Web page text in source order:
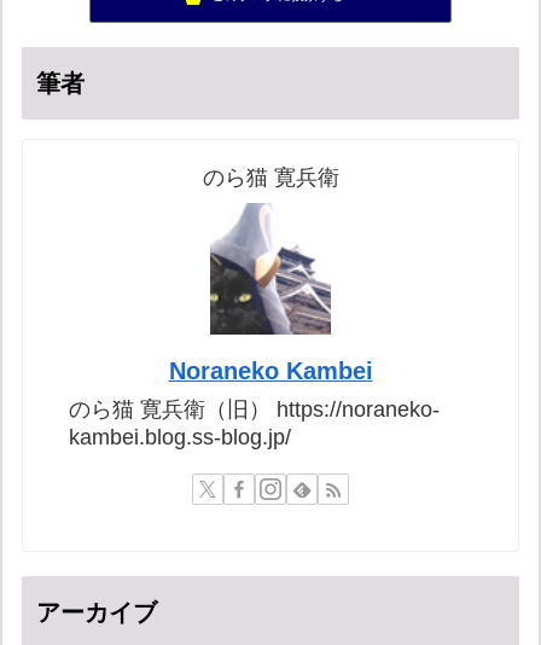
ねずさんの学ぼう日本
筆者
のら猫 寛兵衛
Noraneko Kambei
のら猫 寛兵衛（旧） https://noraneko-
kambei.blog.ss-blog.jp/
アーカイブ